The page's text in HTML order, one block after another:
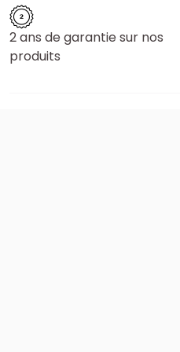
2 ans de garantie sur nos
produits